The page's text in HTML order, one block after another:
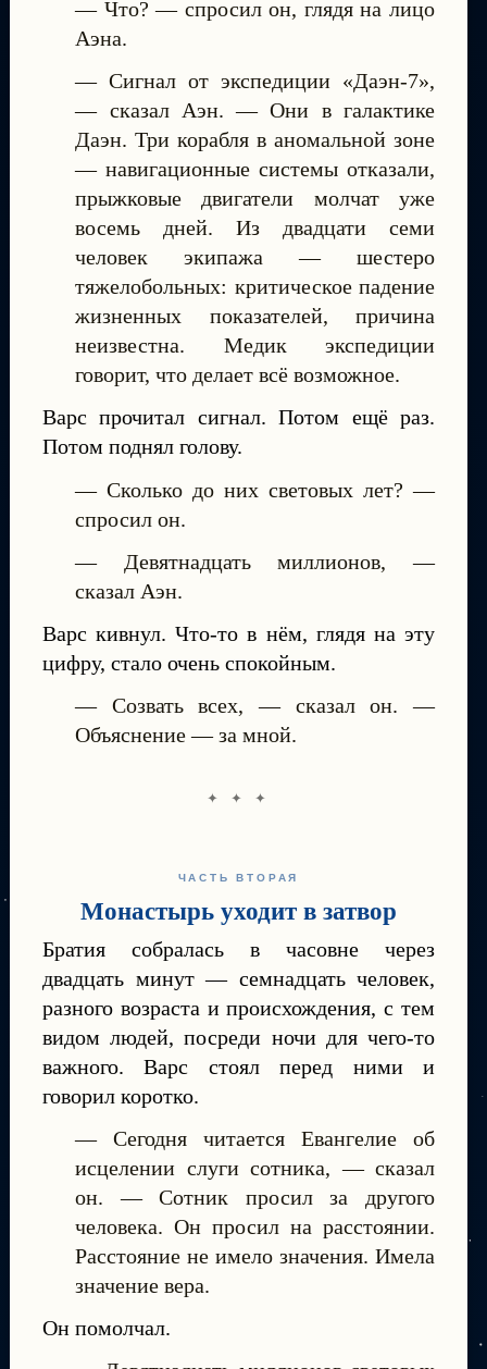
— Что? — спросил он, глядя на лицо
Аэна.
— Сигнал от экспедиции «Даэн-7»,
— сказал Аэн. — Они в галактике
Даэн. Три корабля в аномальной зоне
— навигационные системы отказали,
прыжковые двигатели молчат уже
восемь дней. Из двадцати семи
человек экипажа — шестеро
тяжелобольных: критическое падение
жизненных показателей, причина
неизвестна. Медик экспедиции
говорит, что делает всё возможное.
Варс прочитал сигнал. Потом ещё раз.
Потом поднял голову.
— Сколько до них световых лет? —
спросил он.
— Девятнадцать миллионов, —
сказал Аэн.
Варс кивнул. Что-то в нём, глядя на эту
цифру, стало очень спокойным.
— Созвать всех, — сказал он. —
Объяснение — за мной.
✦ ✦ ✦
ЧАСТЬ ВТОРАЯ
Монастырь уходит в затвор
Братия собралась в часовне через
двадцать минут — семнадцать человек,
разного возраста и происхождения, с тем
видом людей, посреди ночи для чего-то
важного. Варс стоял перед ними и
говорил коротко.
— Сегодня читается Евангелие об
исцелении слуги сотника, — сказал
он. — Сотник просил за другого
человека. Он просил на расстоянии.
Расстояние не имело значения. Имела
значение вера.
Он помолчал.